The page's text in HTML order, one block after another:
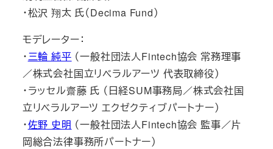
・松沢 翔太 氏（Decima Fund）
モデレーター：
・三輪 純平 （一般社団法人Fintech協会 常務理事
／株式会社国立リベラルアーツ 代表取締役）
・ラッセル齋藤 氏 （日経SUM事務局／株式会社国
立リベラルアーツ エクゼクティブパートナー）
・佐野 史明 （一般社団法人Fintech協会 監事／片
岡総合法律事務所パートナー）